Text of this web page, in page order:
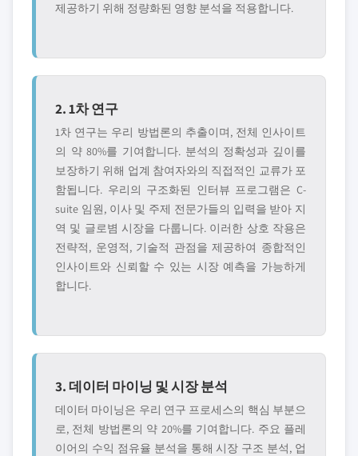
제공하기 위해 정량화된 영향 분석을 적용합니다.
2. 1차 연구
1차 연구는 우리 방법론의 추출이며, 전체 인사이트
의 약 80%를 기여합니다. 분석의 정확성과 깊이를
보장하기 위해 업계 참여자와의 직접적인 교류가 포
함됩니다. 우리의 구조화된 인터뷰 프로그램은 C-
suite 임원, 이사 및 주제 전문가들의 입력을 받아 지
역 및 글로볌 시장을 다룹니다. 이러한 상호 작용은
전략적, 운영적, 기술적 관점을 제공하여 종합적인
인사이트와 신뢰할 수 있는 시장 예측을 가능하게
합니다.
3. 데이터 마이닝 및 시장 분석
데이터 마이닝은 우리 연구 프로세스의 핵심 부분으
로, 전체 방법론의 약 20%를 기여합니다. 주요 플레
이어의 수익 점유율 분석을 통해 시장 구조 분석, 업